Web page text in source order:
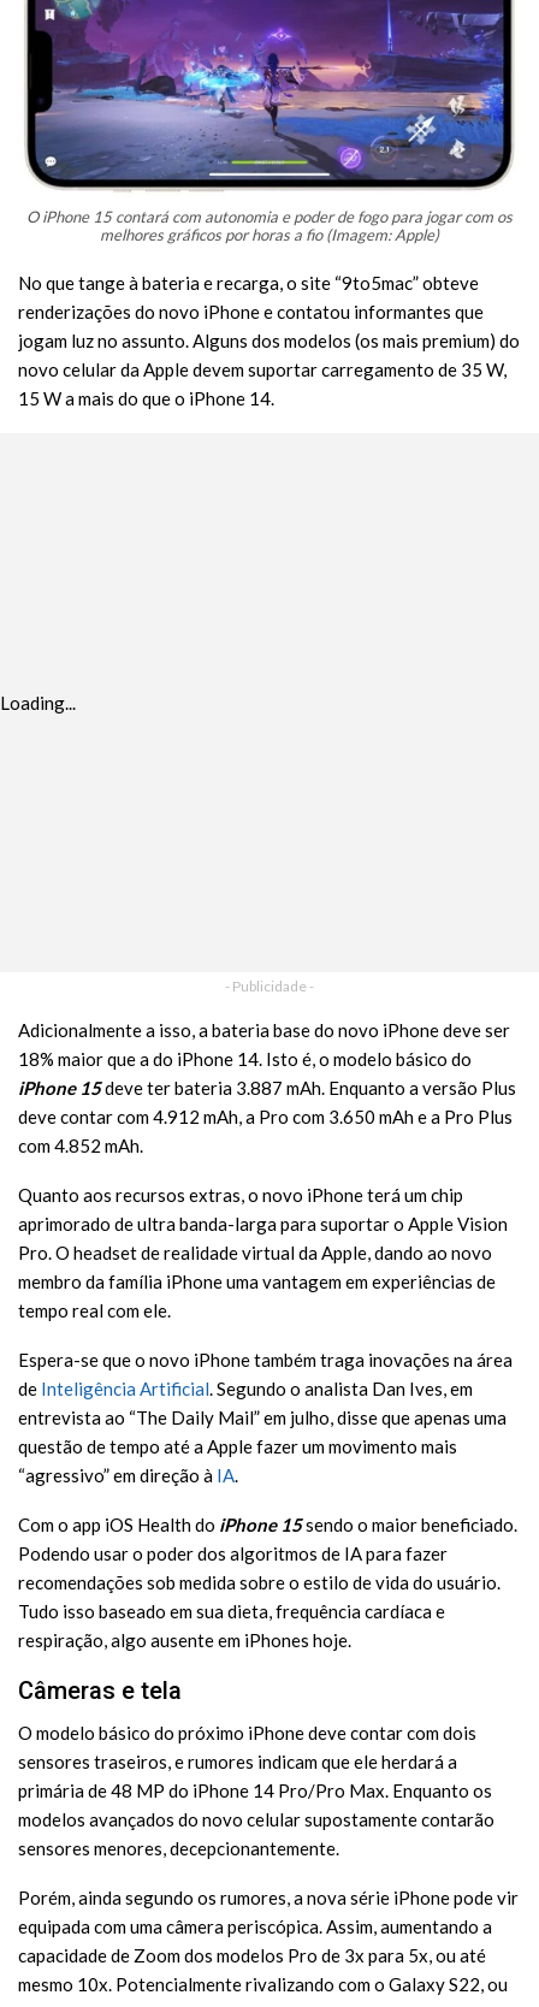
O iPhone 15 contará com autonomia e poder de fogo para jogar com os
melhores gráficos por horas a fio (Imagem: Apple)
No que tange à bateria e recarga, o site “9to5mac” obteve
renderizações do novo iPhone e contatou informantes que
jogam luz no assunto. Alguns dos modelos (os mais premium) do
novo celular da Apple devem suportar carregamento de 35 W,
15 W a mais do que o iPhone 14.
Loading...
- Publicidade -
Adicionalmente a isso, a bateria base do novo iPhone deve ser
18% maior que a do iPhone 14. Isto é, o modelo básico do
iPhone 15deve ter bateria 3.887 mAh. Enquanto a versão Plus
deve contar com 4.912 mAh, a Pro com 3.650 mAh e a Pro Plus
com 4.852 mAh.
Quanto aos recursos extras, o novo iPhone terá um chip
aprimorado de ultra banda-larga para suportar o Apple Vision
Pro. O headset de realidade virtual da Apple, dando ao novo
membro da família iPhone uma vantagem em experiências de
tempo real com ele.
Espera-se que o novo iPhone também traga inovações na área
de Inteligência Artificial . Segundo o analista Dan Ives, em
entrevista ao “The Daily Mail” em julho, disse que apenas uma
questão de tempo até a Apple fazer um movimento mais
“agressivo” em direção à IA
Com o app iOS Health do iPhone 15sendo o maior beneficiado.
Podendo usar o poder dos algoritmos de IA para fazer
recomendações sob medida sobre o estilo de vida do usuário.
Tudo isso baseado em sua dieta, frequência cardíaca e
respiração, algo ausente em iPhones hoje.
Câmeras e tela
O modelo básico do próximo iPhone deve contar com dois
sensores traseiros, e rumores indicam que ele herdará a
primária de 48 MP do iPhone 14 Pro/Pro Max. Enquanto os
modelos avançados do novo celular supostamente contarão
sensores menores, decepcionantemente.
Porém, ainda segundo os rumores, a nova série iPhone pode vir
equipada com uma câmera periscópica. Assim, aumentando a
capacidade de Zoom dos modelos Pro de 3x para 5x, ou até
mesmo 10x. Potencialmente rivalizando com o Galaxy S22, ou